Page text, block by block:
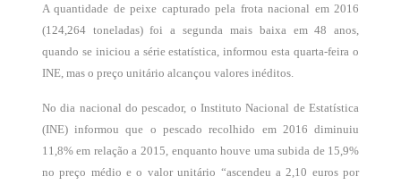
A quantidade de peixe capturado pela frota nacional em 2016
(124,264 toneladas) foi a segunda mais baixa em 48 anos,
quando se iniciou a série estatística, informou esta quarta-feira o
INE, mas o preço unitário alcançou valores inéditos.
No dia nacional do pescador, o Instituto Nacional de Estatística
(INE) informou que o pescado recolhido em 2016 diminuiu
11,8% em relação a 2015, enquanto houve uma subida de 15,9%
no preço médio e o valor unitário “ascendeu a 2,10 euros por